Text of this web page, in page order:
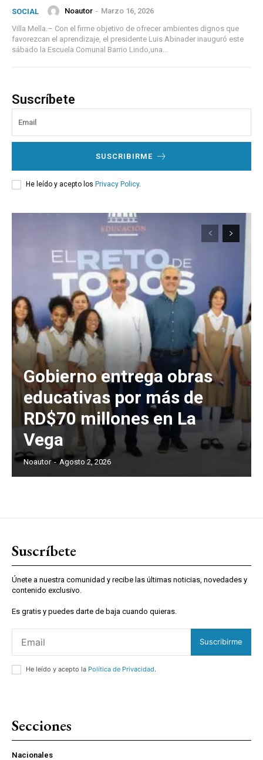
SOCIAL Noautor - Marzo 16, 2026
Villa Mella.– Con el firme objetivo de ofrecer ambientes dignos que
favorezcan el aprendizaje, el presidente Luis Abinader inauguró este
sábado la Escuela Comunal Barrio Lindo,una...
Suscríbete
SUSCRIBIRME
He leído y acepto los Privacy Policy.
Gobierno entrega obras
educativas por más de
RD$70 millones en La
Vega
Noautor - Agosto 2, 2026
Suscríbete
Únete a nuestra comunidad y recibe las últimas noticias, novedades y
contenido exclusivo.
Es gratis y puedes darte de baja cuando quieras.
Suscribirme
He leído y acepto la Política de Privacidad.
Secciones
Nacionales